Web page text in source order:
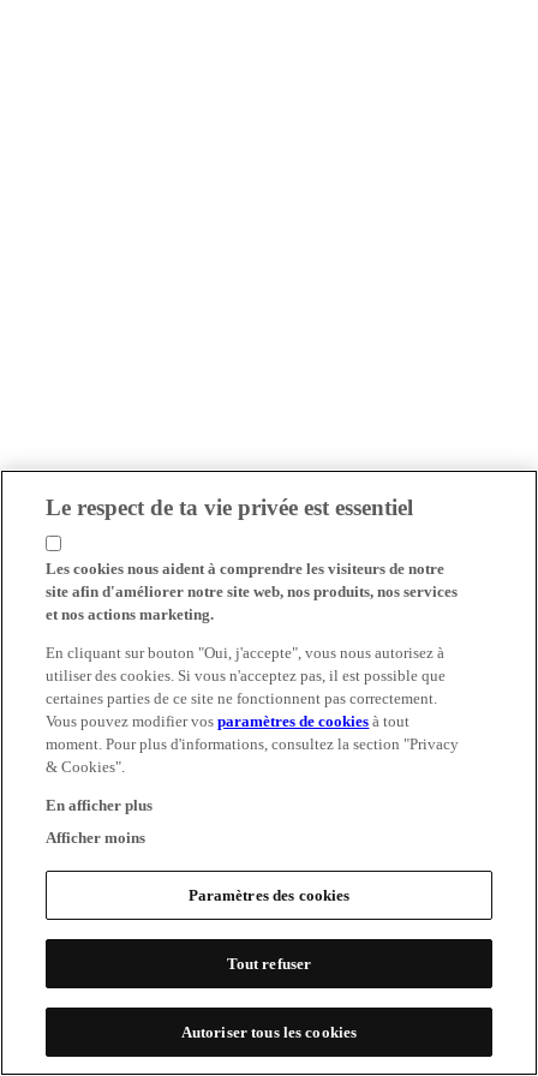
Le respect de ta vie privée est essentiel
Les cookies nous aident à comprendre les visiteurs de notre
site afin d'améliorer notre site web, nos produits, nos services
et nos actions marketing.
En cliquant sur bouton "Oui, j'accepte", vous nous autorisez à
utiliser des cookies. Si vous n'acceptez pas, il est possible que
certaines parties de ce site ne fonctionnent pas correctement.
Vous pouvez modifier vosparamètres de cookies à tout
moment. Pour plus d'informations, consultez la section "Privacy
& Cookies".
En afficher plus
Afficher moins
Paramètres des cookies
Tout refuser
Autoriser tous les cookies